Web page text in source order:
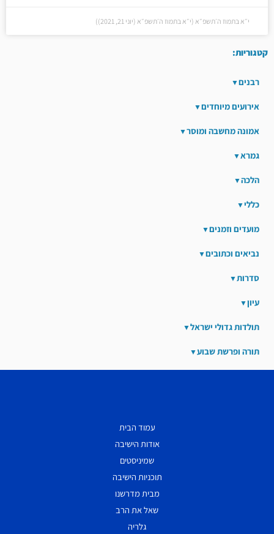
י״א בתמוז ה׳תשפ״א (י״א בתמוז ה׳תשפ״א (יוני 21, 2021))
קטגוריות:
רבנים
אירועים מיוחדים
אמונה מחשבה ומוסר
גמרא
הלכה
כללי
מועדים וזמנים
נביאים וכתובים
סדרות
עיון
תולדות גדולי ישראל
תורה ופרשת שבוע
עמוד הבית
אודות הישיבה
שמיניסטים
תוכניות הישיבה
מבית מדרשנו
שאל את הרב
גלריה